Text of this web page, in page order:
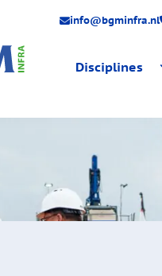
info@bgminfra.nl
Disciplines
Engineering
Elektra